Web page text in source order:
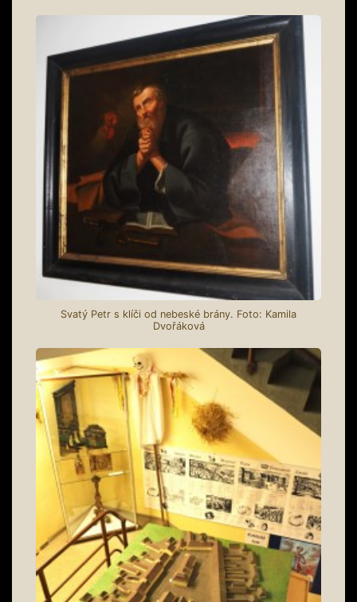
Svatý Petr s klíči od nebeské brány. Foto: Kamila
Dvořáková